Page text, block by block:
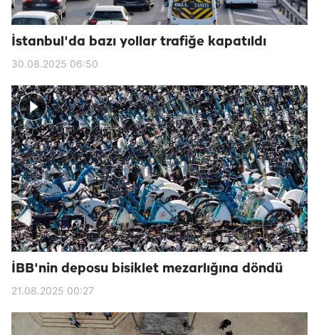
İstanbul'da bazı yollar trafiğe kapatıldı
30.08.2025 06:50
İBB'nin deposu bisiklet mezarlığına döndü
21.08.2025 00:27